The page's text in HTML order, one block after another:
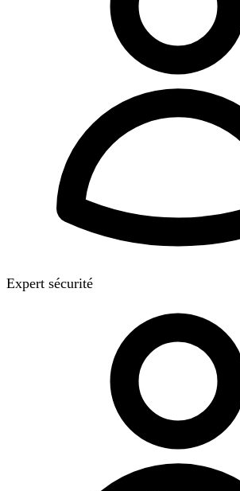
Expert sécurité